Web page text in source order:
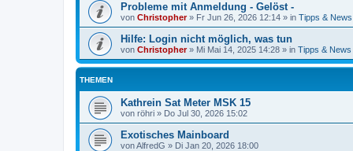
Probleme mit Anmeldung - Gelöst -
von Christopher» Fr Jun 26, 2026 12:14 » in Tipps & News
Hilfe: Login nicht möglich, was tun
von Christopher» Mi Mai 14, 2025 14:28 » in Tipps & News
THEMEN
Kathrein Sat Meter MSK 15
von röhri » Do Jul 30, 2026 15:02
Exotisches Mainboard
vonAlfredG » Di Jan 20, 2026 18:00